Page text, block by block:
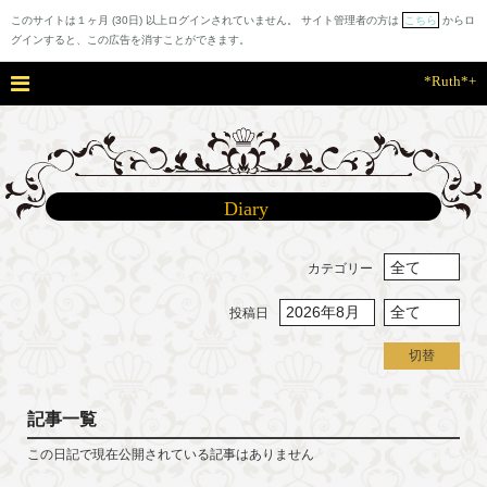
このサイトは１ヶ月 (30日) 以上ログインされていません。 サイト管理者の方は こちら からロ
グインすると、この広告を消すことができます。
*Ruth*+
Diary
カテゴリー
投稿日
切替
記事一覧
この日記で現在公開されている記事はありません